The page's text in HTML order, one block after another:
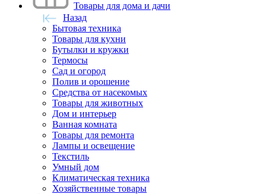
Товары для дома и дачи
Назад
Бытовая техника
Товары для кухни
Бутылки и кружки
Термосы
Сад и огород
Полив и орошение
Средства от насекомых
Товары для животных
Дом и интерьер
Ванная комната
Товары для ремонта
Лампы и освещение
Текстиль
Умный дом
Климатическая техника
Хозяйственные товары